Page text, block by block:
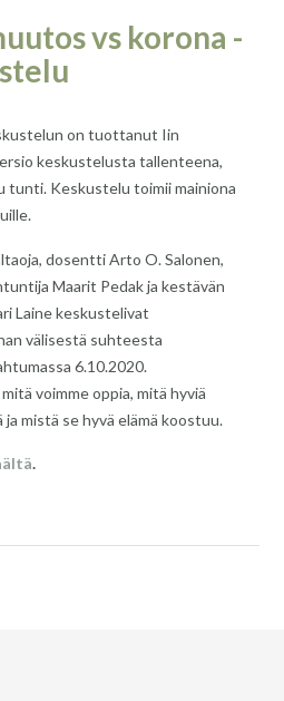
vs korona -
on tuottanut Iin
keskustelusta tallenteena,
tunti. Keskustelu toimii mainiona
dosentti Arto O. Salonen,
Maarit Pedak ja kestävän
Laine keskustelivat
välisestä suhteesta
6.10.2020.
voimme oppia, mitä hyviä
mistä se hyvä elämä koostuu.
.